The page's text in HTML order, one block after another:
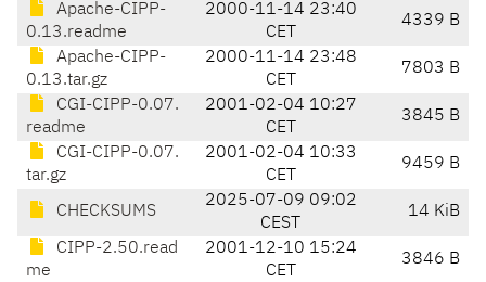
Apache-CIPP-
0.13.readme
2000-11-14 23:40
CET
4339 B
Apache-CIPP-
0.13.tar.gz
2000-11-14 23:48
CET
7803 B
CGI-CIPP-0.07.
readme
2001-02-04 10:27
CET
3845 B
CGI-CIPP-0.07.
tar.gz
2001-02-04 10:33
CET
9459 B
CHECKSUMS
2025-07-09 09:02
CEST
14 KiB
CIPP-2.50.read
me
2001-12-10 15:24
CET
3846 B